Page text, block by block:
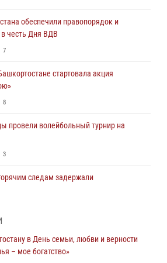
обеспечили правопорядок и
честь Дня ВДВ
7
стартовала акция
8
провели волейбольный турнир на
3
следам задержали
вопросы граждан
в День семьи, любви и верности
– мое богатство»